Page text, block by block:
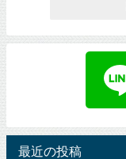
最近の投稿